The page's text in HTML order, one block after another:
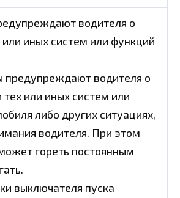
водителя о
иных систем или функций
предупреждают водителя о
тех или иных систем или
либо других ситуациях,
водителя. При этом
гореть постоянным
выключателя пуска